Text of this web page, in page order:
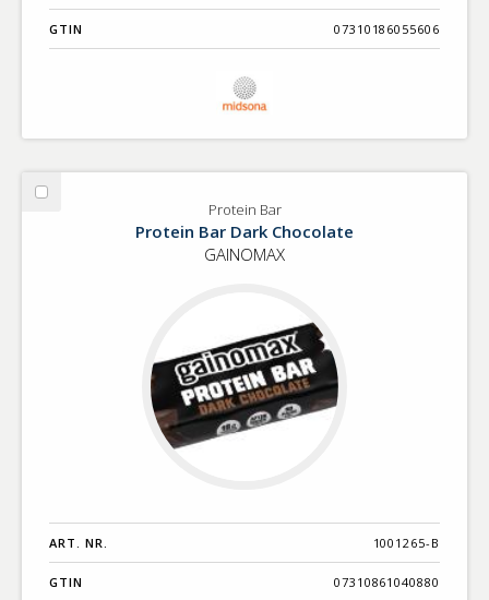
GTIN 07310186055606
Välj
Protein Bar
Protein Bar Dark Chocolate
GAINOMAX
ART. NR. 1001265-B
GTIN 07310861040880